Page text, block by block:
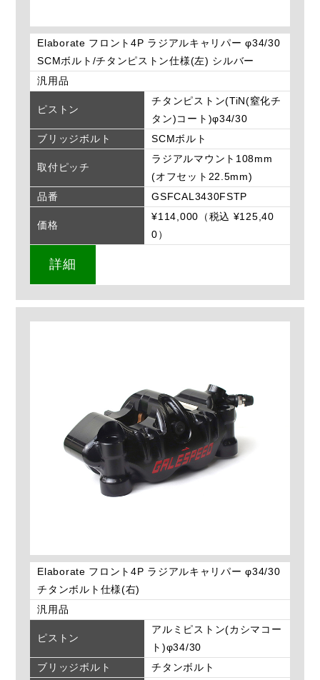
Elaborate フロント4P ラジアルキャリパー φ34/30
SCMボルト/チタンピストン仕様(左) シルバー
汎用品
ピストン
チタンピストン(TiN(窒化チ
タン)コート)φ34/30
ブリッジボルト
SCMボルト
取付ピッチ
ラジアルマウント108mm
(オフセット22.5mm)
品番
GSFCAL3430FSTP
価格
¥114,000（税込 ¥125,40
0）
詳細
Elaborate フロント4P ラジアルキャリパー φ34/30
チタンボルト仕様(右)
汎用品
ピストン
アルミピストン(カシマコー
ト)φ34/30
ブリッジボルト
チタンボルト